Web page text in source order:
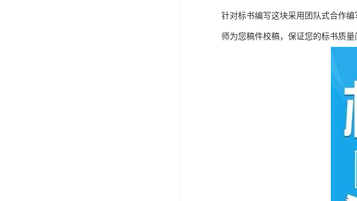
针对标书编写这块采用团队式合作
师为您稿件校稿，保证您的标书质量